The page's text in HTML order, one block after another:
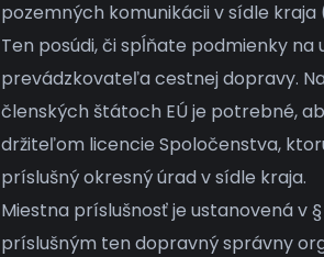
pozemných komunikácii v sídle
Ten posúdi, či spĺňate podmienky
prevádzkovateľa cestnej dopravy.
členských štátoch EÚ je potrebné,
držiteľom licencie Spoločenstva,
príslušný okresný úrad v sídle kraja.
Miestna príslušnosť je ustanovená v §
príslušným ten dopravný správny